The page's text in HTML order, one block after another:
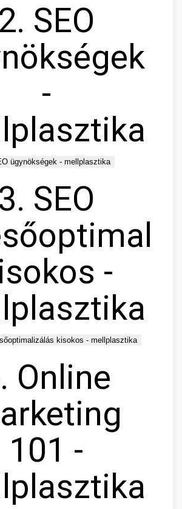
2. SEO
-
ügynökségek - mellplasztika
3. SEO
-
kisokos - mellplasztika
Online
101 -